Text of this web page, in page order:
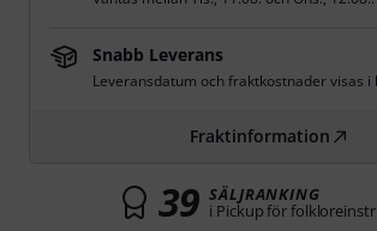
Snabb Leverans
Leveransdatum och fraktkostnader visas i
Fraktinformation
39 SÄLJRANKING
i Pickup för